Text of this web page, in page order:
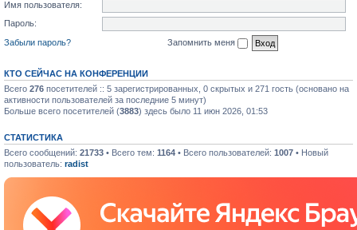
Имя пользователя:
Пароль:
Забыли пароль?
Запомнить меня
КТО СЕЙЧАС НА КОНФЕРЕНЦИИ
Всего 276 посетителей :: 5 зарегистрированных, 0 скрытых и 271 гость (основано на
активности пользователей за последние 5 минут)
Больше всего посетителей (3883) здесь было 11 июн 2026, 01:53
СТАТИСТИКА
Всего сообщений: 21733 • Всего тем: 1164 • Всего пользователей: 1007 • Новый
пользователь: radist